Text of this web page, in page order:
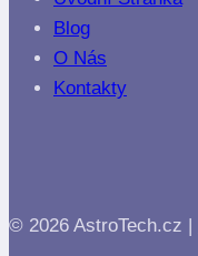
Blog
O Nás
Kontakty
© 2026 AstroTech.cz |